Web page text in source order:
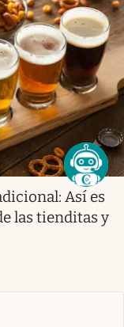
Así es
las tienditas y